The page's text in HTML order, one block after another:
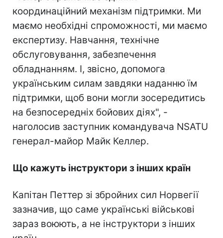
координаційний механізм підтримки. Ми
маємо необхідні спроможності, ми маємо
експертизу. Навчання, технічне
обслуговування, забезпечення
обладнанням. І, звісно, допомога
українським силам завдяки наданню їм
підтримки, щоб вони могли зосередитись
на безпосередніх бойових діях", -
наголосив заступник командувача NSATU
генерал-майор Майк Келлер.
Що кажуть інструктори з інших країн
Капітан Петтер зі збройних сил Норвегії
зазначив, що саме українські військові
зараз воюють, а не інструктори з інших